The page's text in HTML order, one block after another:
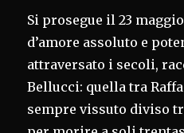
Si prosegue il 23
d’amore assoluto e
attraversato i secoli,
Bellucci: quella tra
sempre vissuto diviso